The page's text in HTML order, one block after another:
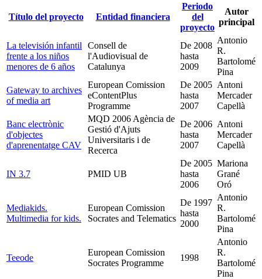
Título del proyecto Entidad financiera
Periodo
del
proyecto
Autor
principal
La televisión infantil
frente a los niños
menores de 6 años
Consell de
l'Audiovisual de
Catalunya
De 2008
hasta
2009
Antonio
R.
Bartolomé
Pina
Gateway to archives
of media art
European Comission
eContentPlus
Programme
De 2005
hasta
2007
Antoni
Mercader
Capellà
Banc electrònic
d'objectes
d'aprenentatge CAV
MQD 2006 Agència de
Gestió d'Ajuts
Universitaris i de
Recerca
De 2006
hasta
2007
Antoni
Mercader
Capellà
IN 3.7 PMID UB
De 2005
hasta
2006
Mariona
Grané
Oró
Mediakids.
Multimedia for kids.
European Comission
Socrates and Telematics
De 1997
hasta
2000
Antonio
R.
Bartolomé
Pina
Teeode
European Comission
Socrates Programme
1998
Antonio
R.
Bartolomé
Pina